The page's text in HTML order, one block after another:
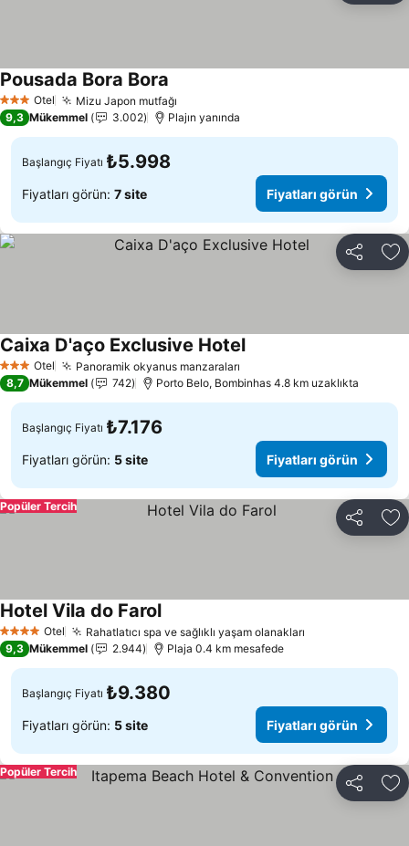
3 YıldızOtel Mizu Japon mutfağı
Pousada Bora Bora
9,3 Mükemmel 3.002 Plajın yanında
Başlangıç Fiyatı ₺5.998
Fiyatları görün: 7 site Fiyatları görün
Paylaş
3 YıldızOtel Panoramik okyanus manzaraları
Caixa D'aço Exclusive HotelFiyatları görün
8,7 Mükemmel 742 Porto Belo, Bombinhas 4.8 km uzaklıkta
Başlangıç Fiyatı ₺7.176
Fiyatları görün: 5 site Fiyatları görün
Paylaş
Popüler Tercih
4 Yıldız Otel Rahatlatıcı spa ve sağlıklı yaşam olanakları
Hotel Vila do FarolFiyatları görün
9,3 Mükemmel 2.944 Plaja 0.4 km mesafede
Başlangıç Fiyatı ₺9.380
Fiyatları görün: 5 site Fiyatları görün
Paylaş
Popüler Tercih